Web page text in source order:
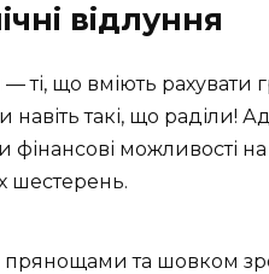
відлуння
ті, що вміють рахувати
навіть такі, що раділи!
фінансові можливості
шестерень.
прянощами та шовком